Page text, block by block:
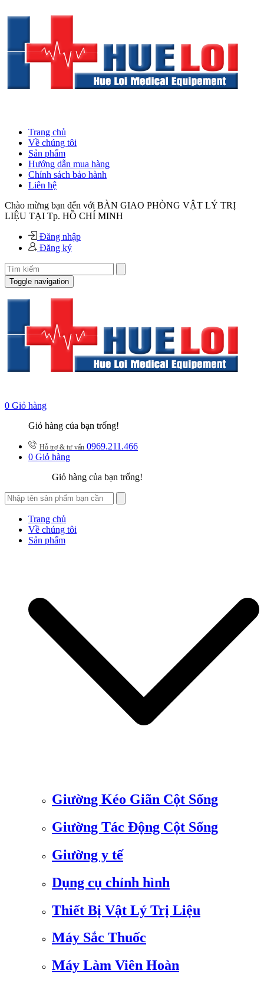
Trang chủ
Về chúng tôi
Sản phẩm
Hướng dẫn mua hàng
Chính sách bảo hành
Liên hệ
Chào mừng bạn đến với BÀN GIAO PHÒNG VẬT LÝ TRỊ
LIỆU TẠI Tp. HỒ CHÍ MINH
Đăng nhập
Đăng ký
Toggle navigation
0 Giỏ hàng
Giỏ hàng của bạn trống!
Hỗ trợ & tư vấn 0969.211.466
0 Giỏ hàng
Giỏ hàng của bạn trống!
Trang chủ
Về chúng tôi
Sản phẩm
Giường Kéo Giãn Cột Sống
Giường Tác Động Cột Sống
Giường y tế
Dụng cụ chỉnh hình
Thiết Bị Vật Lý Trị Liệu
Máy Sắc Thuốc
Máy Làm Viên Hoàn